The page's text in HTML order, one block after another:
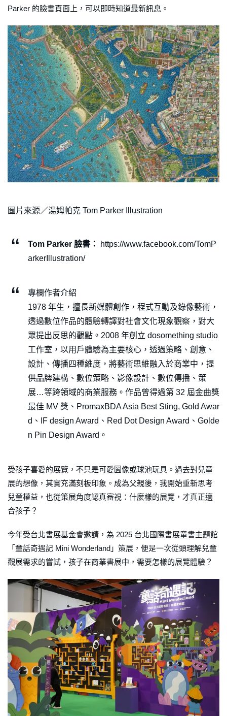
Parker 的臉書頁面上，可以即時知道最新訊息。
圖片來源／湯姆帕克 Tom Parker Illustration
Tom Parker 臉書：
https://www.facebook.com/TomP
arkerIllustration/
專欄作者介紹
1978 年生，擅長新媒體創作，程式互動及錄像藝術，
透過數位作品的體驗轉譯對社會文化現象觀察，對大
眾提出反思的觀點。2008 年創立 dosomething studio
工作室，以用戶體驗為主要核心，透過策略、創意、
設計、傳播四種維度，將藝術思維融入於商業中，提
供品牌建構、數位策略、影像設計、數位傳播、策
展…等跨領域的商業服務。作品曾得過第 32 屆金曲獎
最佳 MV 獎、PromaxBDA Asia Best Sting, Gold Awar
d、IF design Award、Red Dot Design Award、Golde
n Pin Design Award。
受孩子喜愛的展覽，不只是可愛圖像或球池玩具。過去對兒童
展的想像，其實充滿刻板印象。成為父親後，我開始重新思考
兒童權益，也從策展角度認真審視：什麼樣的展覽，才真正適
合孩子？
今年受台北書展基金會邀請，為 2025 台北國際書展童書主題館
「童話奇遇記 Mini Wonderland」策展，便是一次從頭理解兒童
觀展需求的嘗試，孩子在商業書展中，需要怎樣的展覽體驗？